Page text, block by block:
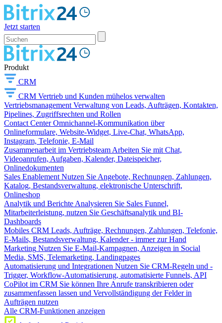
Jetzt starten
Produkt
CRM
CRM Vertrieb und Kunden mühelos verwalten
Vertriebsmanagement Verwaltung von Leads, Aufträgen, Kontakten,
Pipelines, Zugriffsrechten und Rollen
Contact Center Omnichannel-Kommunikation über
Onlineformulare, Website-Widget, Live-Chat, WhatsApp,
Instagram, Telefonie, E-Mail
Zusammenarbeit im Vertriebsteam Arbeiten Sie mit Chat,
Videoanrufen, Aufgaben, Kalender, Dateispeicher,
Onlinedokumenten
Sales Enablement Nutzen Sie Angebote, Rechnungen, Zahlungen,
Katalog, Bestandsverwaltung, elektronische Unterschrift,
Onlineshop
Analytik und Berichte Analysieren Sie Sales Funnel,
Mitarbeiterleistung, nutzen Sie Geschäftsanalytik und BI-
Dashboards
Mobiles CRM Leads, Aufträge, Rechnungen, Zahlungen, Telefonie,
E-Mails, Bestandsverwaltung, Kalender - immer zur Hand
Marketing Nutzen Sie E-Mail-Kampagnen, Anzeigen in Social
Media, SMS, Telemarketing, Landingpages
Automatisierung und Integrationen Nutzen Sie CRM-Regeln und -
Trigger, Workflow-Automatisierung, automatisierte Funnels, API
CoPilot im CRM Sie können Ihre Anrufe transkribieren oder
zusammenfassen lassen und Vervollständigung der Felder in
Aufträgen nutzen
Alle CRM-Funktionen anzeigen